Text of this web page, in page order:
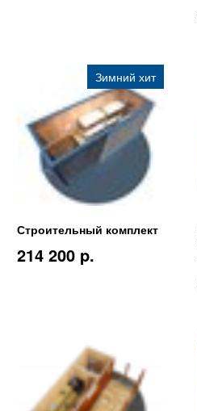
Зимний хит
Строительный комплект
214 200 p.